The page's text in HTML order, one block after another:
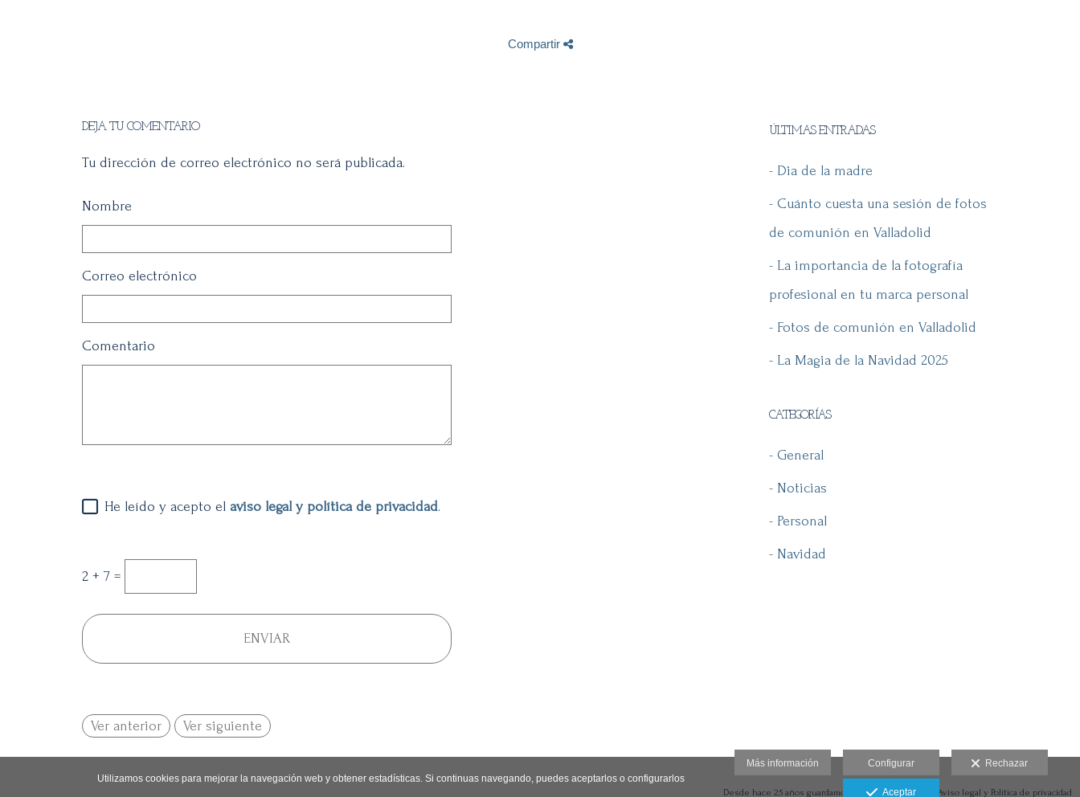
Compartir
DEJA TU COMENTARIO
Tu dirección de correo electrónico no será publicada.
Nombre
Correo electrónico
Comentario
He leído y acepto el aviso legal y política de privacidad.
2 + 7 =
ÚLTIMAS ENTRADAS
- Dia de la madre
- Cuánto cuesta una sesión de fotos
de comunión en Valladolid
- La importancia de la fotografía
profesional en tu marca personal
- Fotos de comunión en Valladolid
- La Magia de la Navidad 2025
CATEGORÍAS
- General
- Noticias
- Personal
- Navidad
Ver anterior Ver siguiente
Desde hace 25 años guardamos lo que más importa. Aviso legal y Política de privacidad
Utilizamos cookies para mejorar la navegación web y obtener estadísticas. Si continuas navegando, puedes aceptarlos o configurarlos
Más información Configurar Rechazar
Aceptar